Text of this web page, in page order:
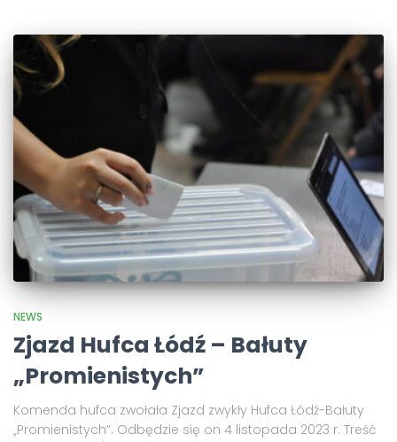
NEWS
Zjazd Hufca Łódź – Bałuty
„Promienistych”
Komenda hufca zwołała Zjazd zwykły Hufca Łódź-Bałuty
„Promienistych”. Odbędzie się on 4 listopada 2023 r. Treść